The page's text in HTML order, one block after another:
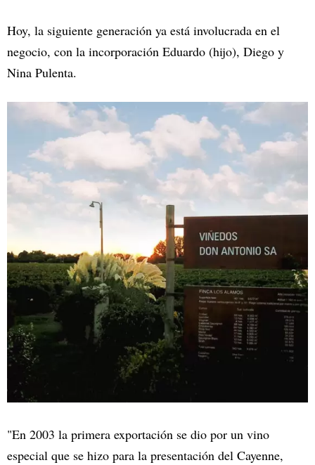
Hoy, la siguiente generación ya está involucrada en el
negocio, con la incorporación Eduardo (hijo), Diego y
Nina Pulenta.
"En 2003 la primera exportación se dio por un vino
especial que se hizo para la presentación del Cayenne,